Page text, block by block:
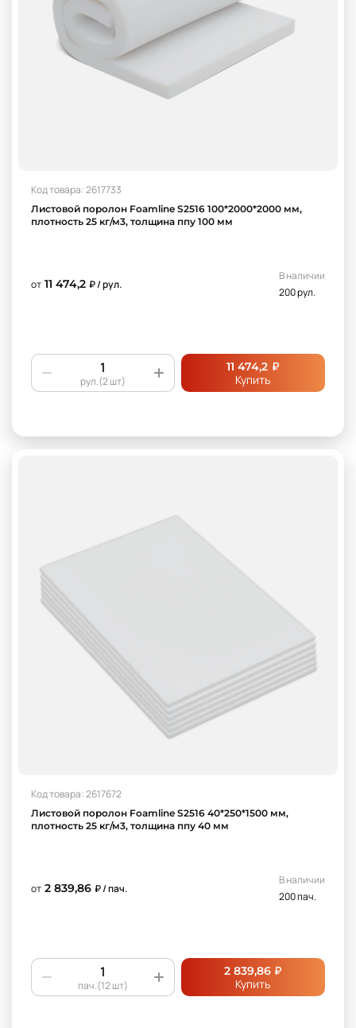
Код товара: 2617733
Листовой поролон Foamline S2516 100*2000*2000 мм,
плотность 25 кг/м3, толщина ппу 100 мм
от 11 474,2 ₽ / рул.
В наличии
200 рул.
рул.(2 шт)
11 474,2 ₽
Купить
Код товара: 2617672
Листовой поролон Foamline S2516 40*250*1500 мм,
плотность 25 кг/м3, толщина ппу 40 мм
от 2 839,86 ₽ / пач.
В наличии
200 пач.
пач.(12 шт)
2 839,86 ₽
Купить